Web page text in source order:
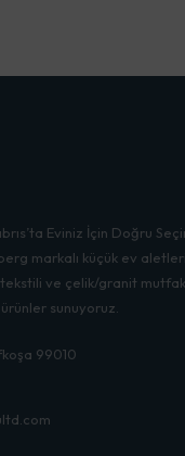
Eviniz İçin Doğru
markalı küçük ev
tekstili ve çelik/granit
sunuyoruz.
99010